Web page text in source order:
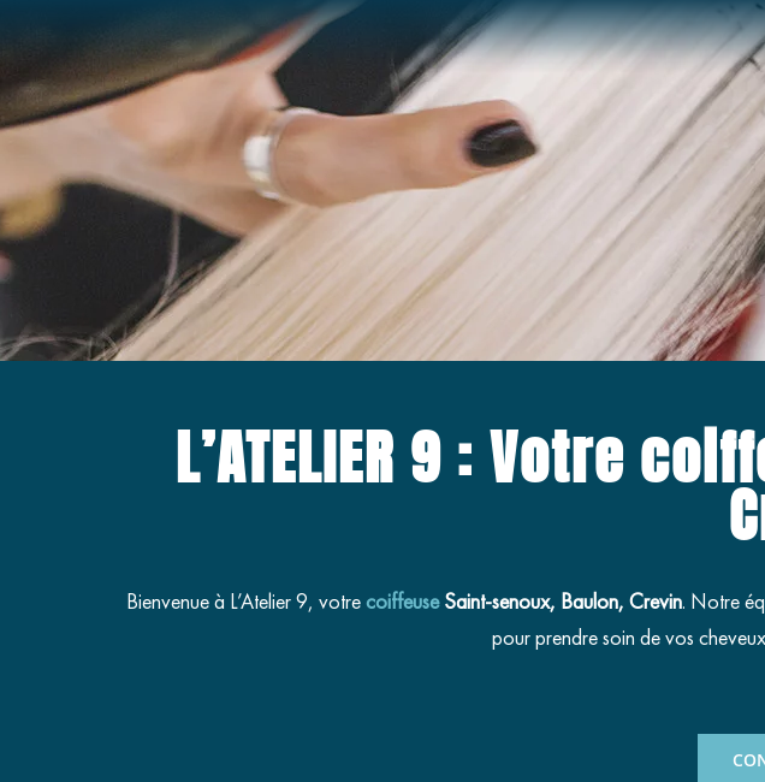
contenu
L’ATELIER 9 : Votre
Bienvenue à L’Atelier 9, votrecoiffeuseSaint-senoux, Baulon, Crevin. Notre
pour prendre soin de vos